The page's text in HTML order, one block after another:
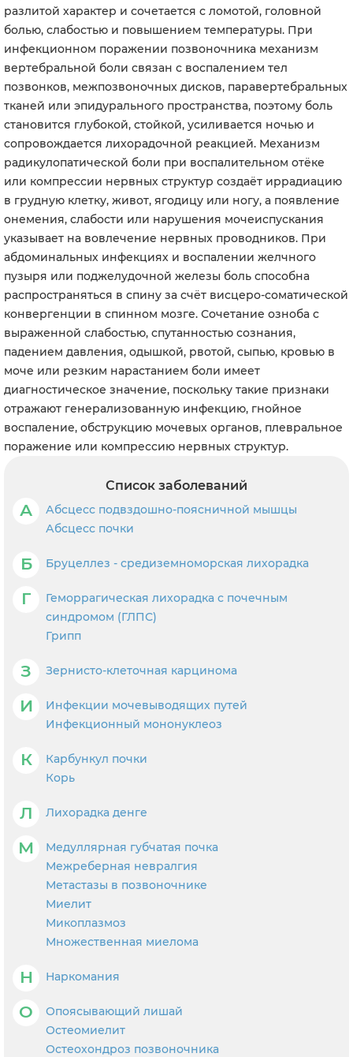
разлитой характер и сочетается с ломотой, головной
болью, слабостью и повышением температуры. При
инфекционном поражении позвоночника механизм
вертебральной боли связан с воспалением тел
позвонков, межпозвоночных дисков, паравертебральных
тканей или эпидурального пространства, поэтому боль
становится глубокой, стойкой, усиливается ночью и
сопровождается лихорадочной реакцией. Механизм
радикулопатической боли при воспалительном отёке
или компрессии нервных структур создаёт иррадиацию
в грудную клетку, живот, ягодицу или ногу, а появление
онемения, слабости или нарушения мочеиспускания
указывает на вовлечение нервных проводников. При
абдоминальных инфекциях и воспалении желчного
пузыря или поджелудочной железы боль способна
распространяться в спину за счёт висцеро-соматической
конвергенции в спинном мозге. Сочетание озноба с
выраженной слабостью, спутанностью сознания,
падением давления, одышкой, рвотой, сыпью, кровью в
моче или резким нарастанием боли имеет
диагностическое значение, поскольку такие признаки
отражают генерализованную инфекцию, гнойное
воспаление, обструкцию мочевых органов, плевральное
поражение или компрессию нервных структур.
Список заболеваний
А
Абсцесс подвздошно-поясничной мышцы
Абсцесс почки
Б Бруцеллез - средиземноморская лихорадка
Г
Геморрагическая лихорадка с почечным
синдромом (ГЛПС)
Грипп
З Зернисто-клеточная карцинома
И
Инфекции мочевыводящих путей
Инфекционный мононуклеоз
К
Карбункул почки
Корь
Л Лихорадка денге
М
Медуллярная губчатая почка
Межреберная невралгия
Метастазы в позвоночнике
Миелит
Микоплазмоз
Множественная миелома
Н Наркомания
О
Опоясывающий лишай
Остеомиелит
Остеохондроз позвоночника